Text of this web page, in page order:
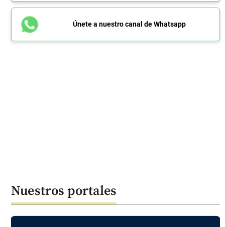
Únete a nuestro canal de Whatsapp
Nuestros portales